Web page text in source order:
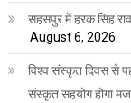
सहसपुर में हरक सिंह
August 6, 2026
विश्व संस्कृत दिवस से
संस्कृत सहयोग होगा